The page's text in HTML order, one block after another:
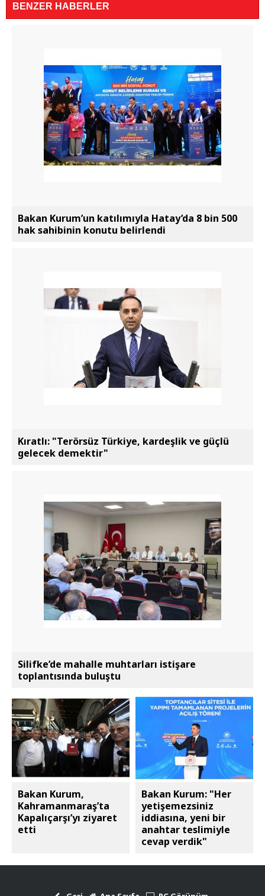
BENZER HABERLER
Bakan Kurum’un katılımıyla Hatay’da 8 bin 500
hak sahibinin konutu belirlendi
Kıratlı: "Terörsüz Türkiye, kardeşlik ve güçlü
gelecek demektir"
Silifke’de mahalle muhtarları istişare
toplantısında buluştu
Bakan Kurum,
Kahramanmaraş’ta
Kapalıçarşı’yı ziyaret
etti
Bakan Kurum: "Her
yetişemezsiniz
iddiasına, yeni bir
anahtar teslimiyle
cevap verdik"